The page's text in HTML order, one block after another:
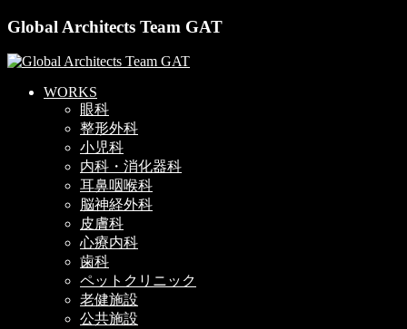
Global Architects Team GAT
WORKS
眼科
整形外科
小児科
内科・消化器科
耳鼻咽喉科
脳神経外科
皮膚科
心療内科
歯科
ペットクリニック
老健施設
公共施設